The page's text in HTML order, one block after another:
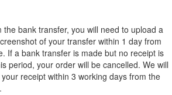
the bank transfer, you will need to upload a
of your transfer within 1 day from
If a bank transfer is made but no receipt is
period, your order will be cancelled. We will
receipt within 3 working days from the